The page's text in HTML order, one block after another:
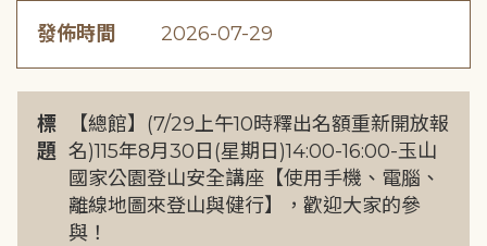
發佈時間 2026-07-29
標
題
【總館】(7/29上午10時釋出名額重新開放報
名)115年8月30日(星期日)14:00-16:00-玉山
國家公園登山安全講座【使用手機、電腦、
離線地圖來登山與健行】，歡迎大家的參
與！